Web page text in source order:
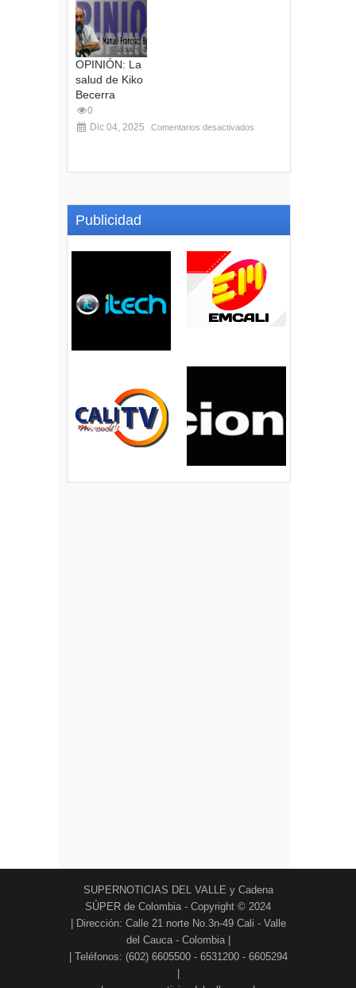
OPINIÓN: La
salud de Kiko
Becerra
0
Dic 04, 2025
Comentarios desactivados
Publicidad
SUPERNOTICIAS DEL VALLE y Cadena
SÚPER de Colombia - Copyright © 2024
| Dirección: Calle 21 norte No.3n-49 Cali - Valle
del Cauca - Colombia |
| Teléfonos: (602) 6605500 - 6531200 - 6605294